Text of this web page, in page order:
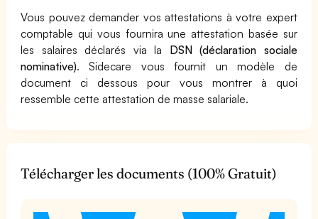
Vous pouvez demander vos attestations à votre expert
comptable qui vous fournira une attestation basée sur
les salaires déclarés via la DSN (déclaration sociale
nominative). Sidecare vous fournit un modèle de
document ci dessous pour vous montrer à quoi
ressemble cette attestation de masse salariale.
Télécharger les documents (100% Gratuit)